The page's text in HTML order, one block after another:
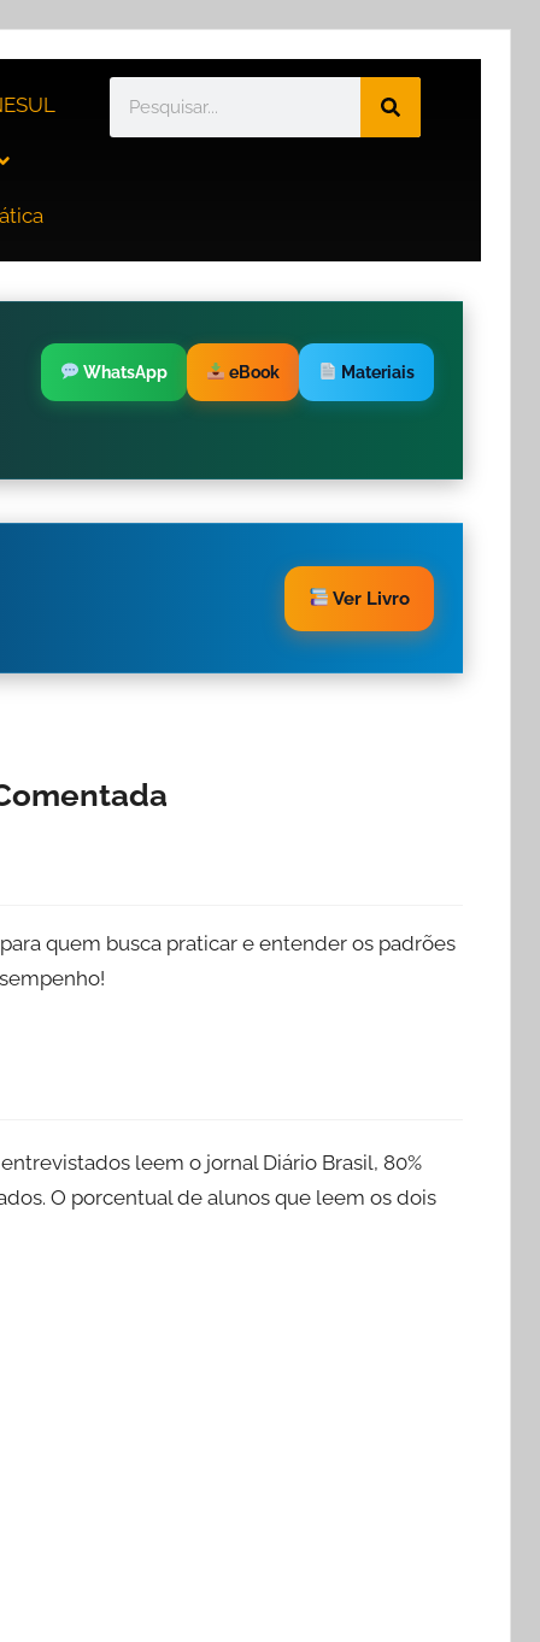
WhatsApp eBook Materiais
Ver Livro
quem busca praticar e entender os padrões
leem o jornal Diário Brasil, 80%
O porcentual de alunos que leem os dois